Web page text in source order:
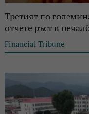
Третият по
отчете ръст в
Financial Tribune